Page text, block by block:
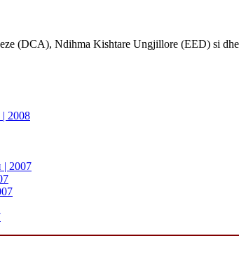
(DCA), Ndihma Kishtare Ungjillore (EED) si
| 2008
| 2007